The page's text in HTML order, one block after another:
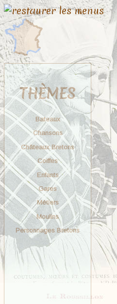
THÈMES
Bateaux
Chansons
Châteaux Bretons
Coiffes
Enfants
Gares
Métiers
Moulins
Personnages Bretons